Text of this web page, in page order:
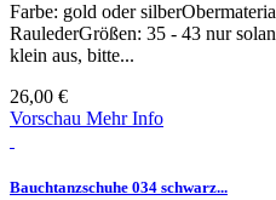
Farbe: gold oder
RaulederGrößen: 35 - 43 nur
klein aus, bitte...
26,00 €
Vorschau Mehr Info
Bauchtanzschuhe 034 schwarz...